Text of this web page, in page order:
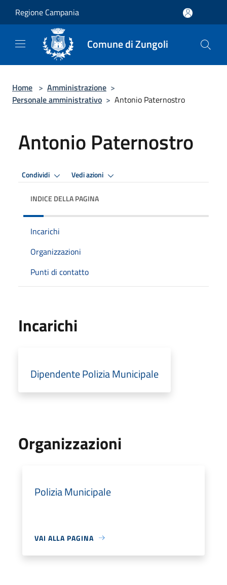
Regione Campania
Comune di Zungoli
Home > Amministrazione >
Personale amministrativo > Antonio Paternostro
Antonio Paternostro
Condividi Vedi azioni
INDICE DELLA PAGINA
Incarichi
Organizzazioni
Punti di contatto
Incarichi
Dipendente Polizia Municipale
Organizzazioni
Polizia Municipale
VAI ALLA PAGINA